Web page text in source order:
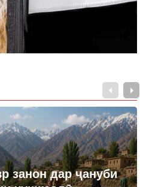
занон дар ҷануби